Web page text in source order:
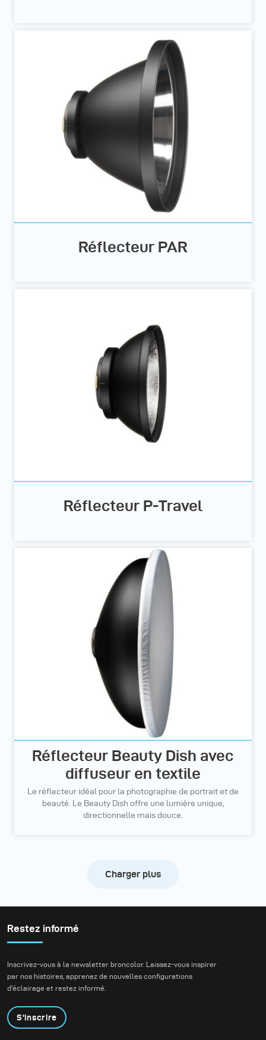
Réflecteur PAR
Réflecteur P-Travel
Réflecteur Beauty Dish avec
diffuseur en textile
Le réflecteur idéal pour la photographie de portrait et de
beauté. Le Beauty Dish offre une lumière unique,
directionnelle mais douce.
Charger plus
Restez informé
Inscrivez-vous à la newsletter broncolor. Laissez-vous inspirer
par nos histoires, apprenez de nouvelles configurations
d'éclairage et restez informé.
S'inscrire